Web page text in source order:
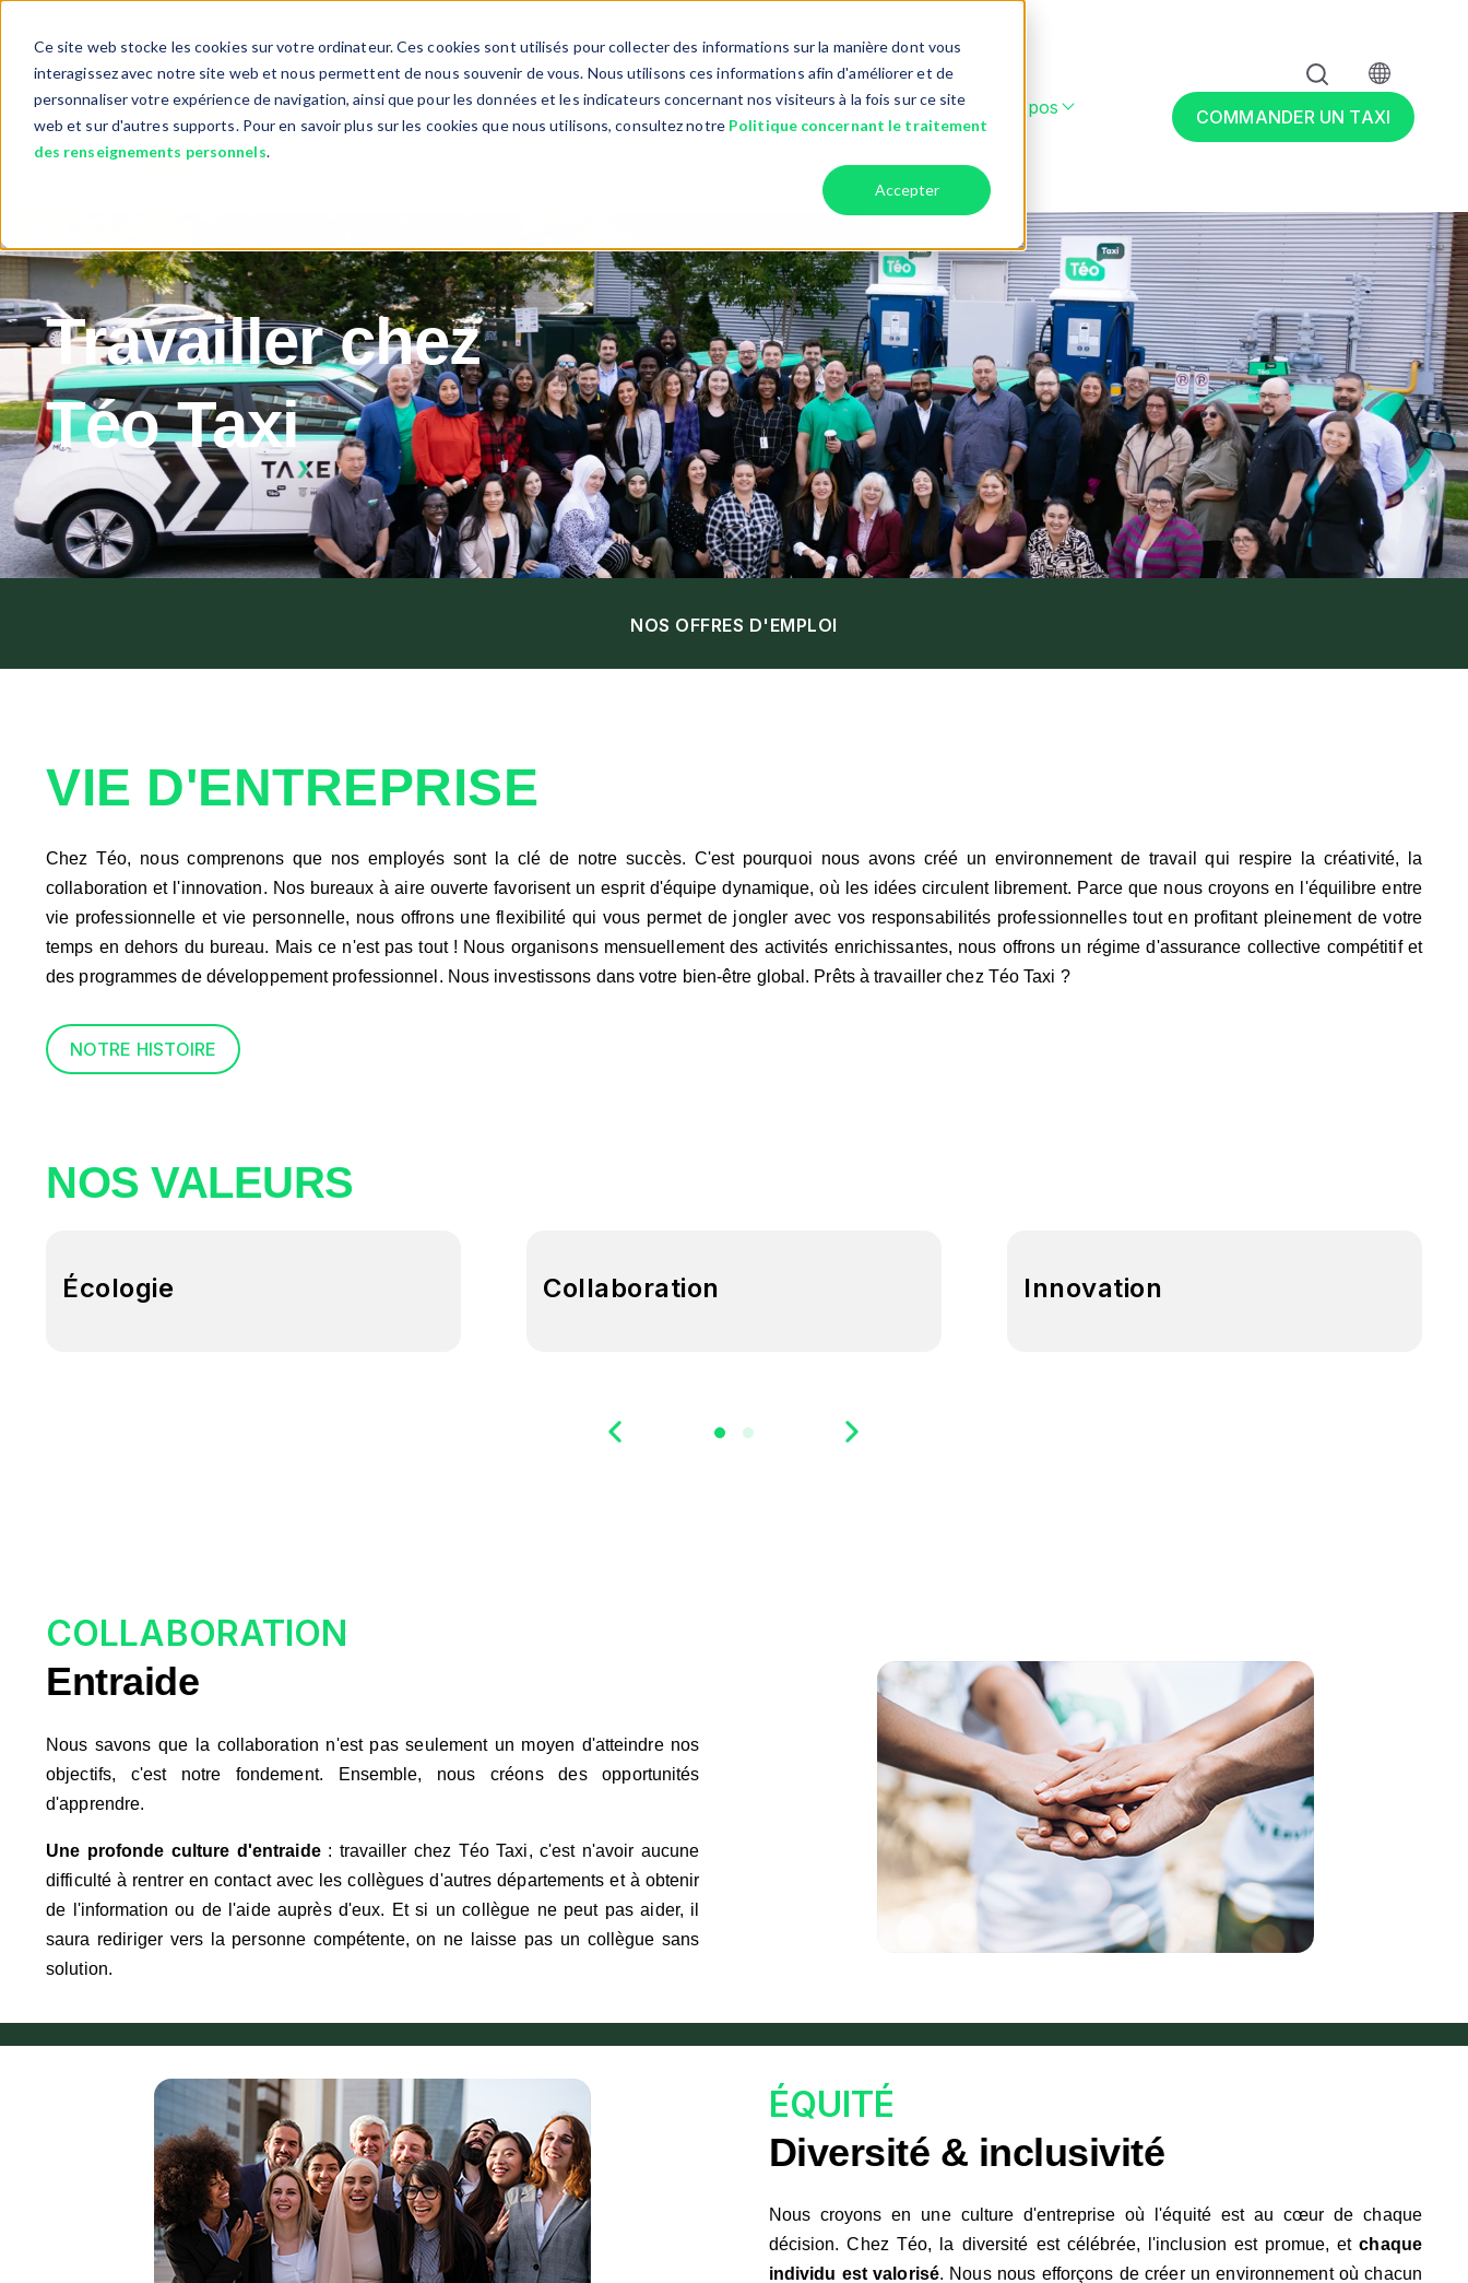
Ce site web stocke les cookies sur votre ordinateur. Ces cookies sont utilisés pour collecter des informations sur la manière dont vous
interagissez avec notre site web et nous permettent de nous souvenir de vous. Nous utilisons ces informations afin d'améliorer et de
personnaliser votre expérience de navigation, ainsi que pour les données et les indicateurs concernant nos visiteurs à la fois sur ce site
web et sur d'autres supports. Pour en savoir plus sur les cookies que nous utilisons, consultez notre Politique concernant le traitement
des renseignements personnels.
Accepter
Services Show submenu for Services
Objet Perdu? Taxi Collectif & Adapté Show submenu for Taxi collectif & adapté
Entreprises Show submenu for Entreprises
Chauffeurs À Propos Show submenu for À propos
COMMANDER UN TAXI
Travailler chez
Téo Taxi
NOS OFFRES D'EMPLOI
VIE D'ENTREPRISE
Chez Téo, nous comprenons que nos employés sont la clé de notre succès. C'est pourquoi nous avons créé un environnement de travail qui respire la créativité, la
collaboration et l'innovation. Nos bureaux à aire ouverte favorisent un esprit d'équipe dynamique, où les idées circulent librement. Parce que nous croyons en l'équilibre entre
vie professionnelle et vie personnelle, nous offrons une flexibilité qui vous permet de jongler avec vos responsabilités professionnelles tout en profitant pleinement de votre
temps en dehors du bureau. Mais ce n'est pas tout ! Nous organisons mensuellement des activités enrichissantes, nous offrons un régime d'assurance collective compétitif et
des programmes de développement professionnel. Nous investissons dans votre bien-être global. Prêts à travailler chez Téo Taxi ?
NOTRE HISTOIRE
NOS VALEURS
Écologie Collaboration Innovation
COLLABORATION
Entraide
Nous savons que la collaboration n'est pas seulement un moyen d'atteindre nos
objectifs, c'est notre fondement. Ensemble, nous créons des opportunités
d'apprendre.
Une profonde culture d'entraide : travailler chez Téo Taxi, c'est n'avoir aucune
difficulté à rentrer en contact avec les collègues d'autres départements et à obtenir
de l'information ou de l'aide auprès d'eux. Et si un collègue ne peut pas aider, il
saura rediriger vers la personne compétente, on ne laisse pas un collègue sans
solution.
ÉQUITÉ
Diversité & inclusivité
Nous croyons en une culture d'entreprise où l'équité est au cœur de chaque
décision. Chez Téo, la diversité est célébrée, l'inclusion est promue, etchaque
individu est valorisé. Nous nous efforçons de créer un environnement où chacun